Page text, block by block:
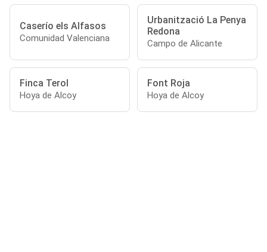
Caserío els Alfasos
Comunidad Valenciana
Urbanització La Penya
Redona
Campo de Alicante
Finca Terol
Hoya de Alcoy
Font Roja
Hoya de Alcoy